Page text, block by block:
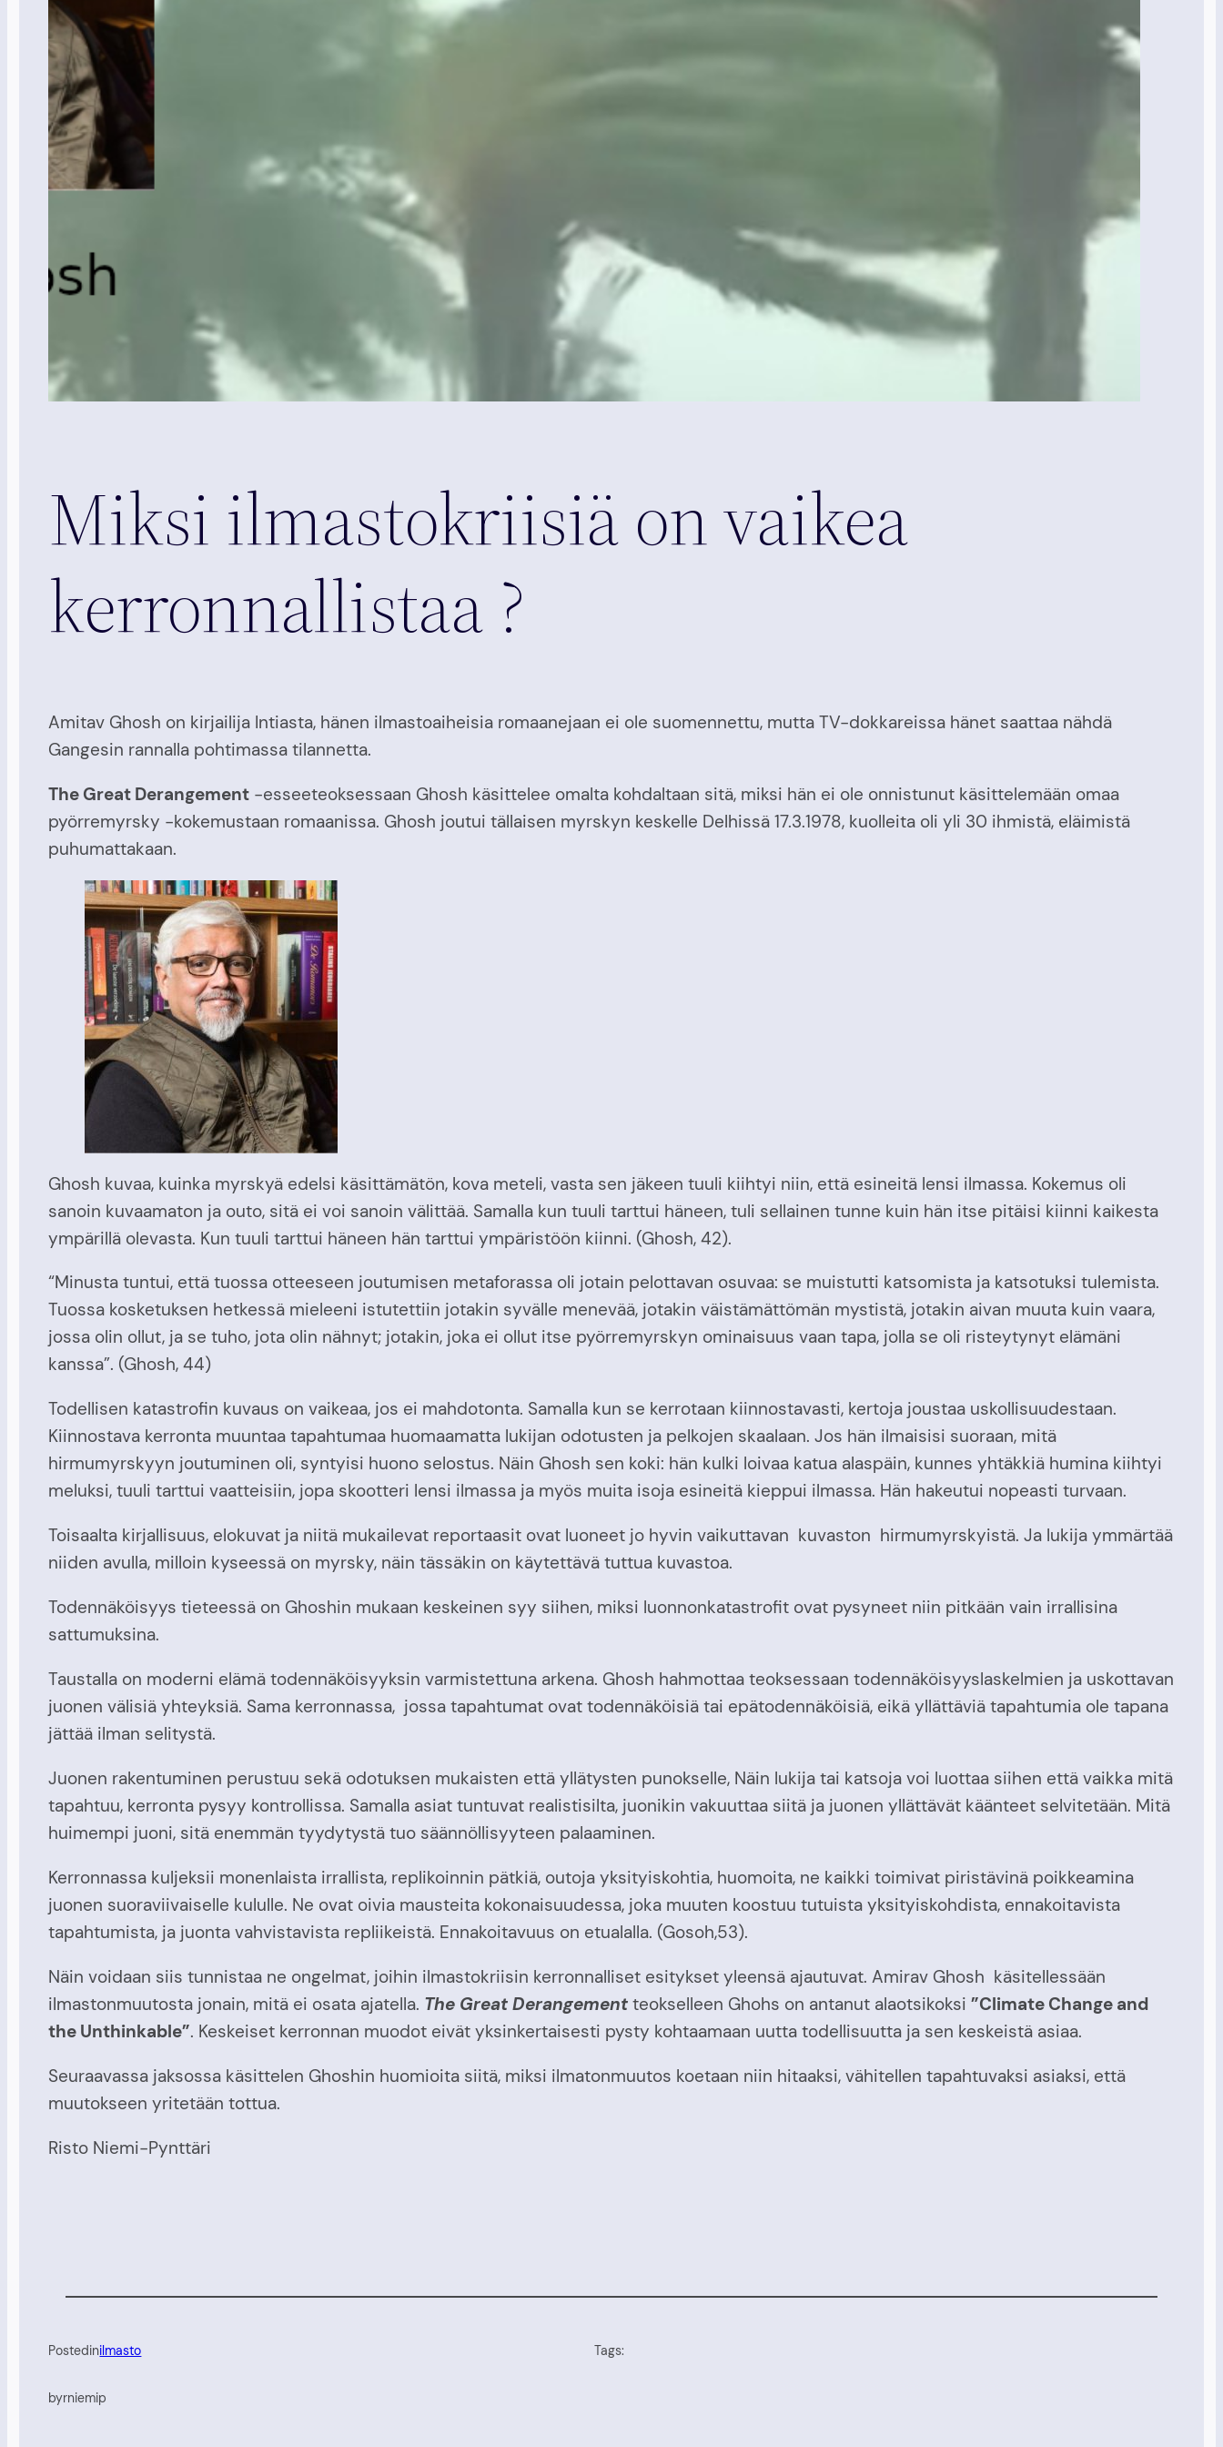
Miksi ilmastokriisiä on vaikea
kerronnallistaa ?
Amitav Ghosh on kirjailija Intiasta, hänen ilmastoaiheisia romaanejaan ei ole suomennettu, mutta TV-dokkareissa hänet saattaa nähdä
Gangesin rannalla pohtimassa tilannetta.
The Great Derangement -esseeteoksessaan Ghosh käsittelee omalta kohdaltaan sitä, miksi hän ei ole onnistunut käsittelemään omaa
pyörremyrsky -kokemustaan romaanissa. Ghosh joutui tällaisen myrskyn keskelle Delhissä 17.3.1978, kuolleita oli yli 30 ihmistä, eläimistä
puhumattakaan.
Ghosh kuvaa, kuinka myrskyä edelsi käsittämätön, kova meteli, vasta sen jäkeen tuuli kiihtyi niin, että esineitä lensi ilmassa. Kokemus oli
sanoin kuvaamaton ja outo, sitä ei voi sanoin välittää. Samalla kun tuuli tarttui häneen, tuli sellainen tunne kuin hän itse pitäisi kiinni kaikesta
ympärillä olevasta. Kun tuuli tarttui häneen hän tarttui ympäristöön kiinni. (Ghosh, 42).
“Minusta tuntui, että tuossa otteeseen joutumisen metaforassa oli jotain pelottavan osuvaa: se muistutti katsomista ja katsotuksi tulemista.
Tuossa kosketuksen hetkessä mieleeni istutettiin jotakin syvälle menevää, jotakin väistämättömän mystistä, jotakin aivan muuta kuin vaara,
jossa olin ollut, ja se tuho, jota olin nähnyt; jotakin, joka ei ollut itse pyörremyrskyn ominaisuus vaan tapa, jolla se oli risteytynyt elämäni
kanssa”. (Ghosh, 44)
Todellisen katastrofin kuvaus on vaikeaa, jos ei mahdotonta. Samalla kun se kerrotaan kiinnostavasti, kertoja joustaa uskollisuudestaan.
Kiinnostava kerronta muuntaa tapahtumaa huomaamatta lukijan odotusten ja pelkojen skaalaan. Jos hän ilmaisisi suoraan, mitä
hirmumyrskyyn joutuminen oli, syntyisi huono selostus. Näin Ghosh sen koki: hän kulki loivaa katua alaspäin, kunnes yhtäkkiä humina kiihtyi
meluksi, tuuli tarttui vaatteisiin, jopa skootteri lensi ilmassa ja myös muita isoja esineitä kieppui ilmassa. Hän hakeutui nopeasti turvaan.
Toisaalta kirjallisuus, elokuvat ja niitä mukailevat reportaasit ovat luoneet jo hyvin vaikuttavan kuvaston hirmumyrskyistä. Ja lukija ymmärtää
niiden avulla, milloin kyseessä on myrsky, näin tässäkin on käytettävä tuttua kuvastoa.
Todennäköisyys tieteessä on Ghoshin mukaan keskeinen syy siihen, miksi luonnonkatastrofit ovat pysyneet niin pitkään vain irrallisina
sattumuksina.
Taustalla on moderni elämä todennäköisyyksin varmistettuna arkena. Ghosh hahmottaa teoksessaan todennäköisyyslaskelmien ja uskottavan
juonen välisiä yhteyksiä. Sama kerronnassa, jossa tapahtumat ovat todennäköisiä tai epätodennäköisiä, eikä yllättäviä tapahtumia ole tapana
jättää ilman selitystä.
Juonen rakentuminen perustuu sekä odotuksen mukaisten että yllätysten punokselle, Näin lukija tai katsoja voi luottaa siihen että vaikka mitä
tapahtuu, kerronta pysyy kontrollissa. Samalla asiat tuntuvat realistisilta, juonikin vakuuttaa siitä ja juonen yllättävät käänteet selvitetään. Mitä
huimempi juoni, sitä enemmän tyydytystä tuo säännöllisyyteen palaaminen.
Kerronnassa kuljeksii monenlaista irrallista, replikoinnin pätkiä, outoja yksityiskohtia, huomoita, ne kaikki toimivat piristävinä poikkeamina
juonen suoraviivaiselle kululle. Ne ovat oivia mausteita kokonaisuudessa, joka muuten koostuu tutuista yksityiskohdista, ennakoitavista
tapahtumista, ja juonta vahvistavista repliikeistä. Ennakoitavuus on etualalla. (Gosoh,53).
Näin voidaan siis tunnistaa ne ongelmat, joihin ilmastokriisin kerronnalliset esitykset yleensä ajautuvat. Amirav Ghosh käsitellessään
ilmastonmuutosta jonain, mitä ei osata ajatella. The Great Derangementteokselleen Ghohs on antanut alaotsikoksi”Climate Change and
the Unthinkable”. Keskeiset kerronnan muodot eivät yksinkertaisesti pysty kohtaamaan uutta todellisuutta ja sen keskeistä asiaa.
Seuraavassa jaksossa käsittelen Ghoshin huomioita siitä, miksi ilmatonmuutos koetaan niin hitaaksi, vähitellen tapahtuvaksi asiaksi, että
muutokseen yritetään tottua.
Risto Niemi-Pynttäri
Postedinilmasto
byrniemip
Tags: